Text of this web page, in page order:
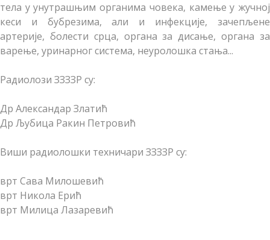
тела у унутрашњим органима човека, камење у жучној
кеси и бубрезима, али и инфекције, зачепљене
артерије, болести срца, органа за дисање, органа за
варење, уринарног система, неуролошка стања...
Радиолози ЗЗЗЗР су:
Др Александар Златић
Др Љубица Ракин Петровић
Виши радиолошки техничари ЗЗЗЗР су:
врт Сава Милошевић
врт Никола Ерић
врт Милица Лазаревић